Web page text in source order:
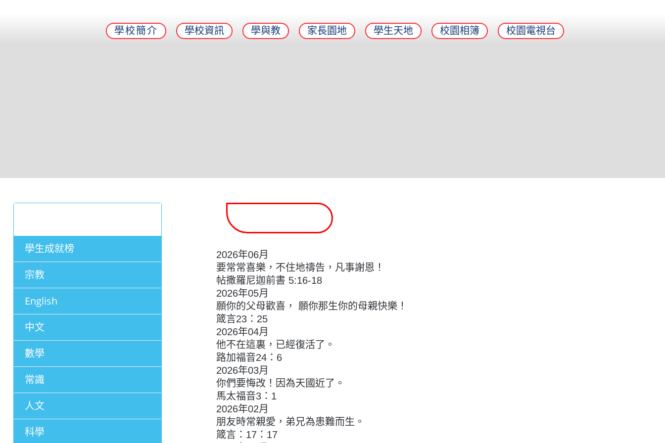
學校簡介 學校資訊 學與教 家長園地 學生天地 校園相簿 校園電視台
學生成就榜
宗教
English
中文
數學
常識
人文
科學
2026年06月
要常常喜樂，不住地禱告，凡事謝恩！
帖撒羅尼迦前書 5:16-18
2026年05月
願你的父母歡喜， 願你那生你的母親快樂！
箴言23：25
2026年04月
他不在這裏，已經復活了。
路加福音24：6
2026年03月
你們要悔改！因為天國近了。
馬太福音3：1
2026年02月
朋友時常親愛，弟兄為患難而生。
箴言：17：17